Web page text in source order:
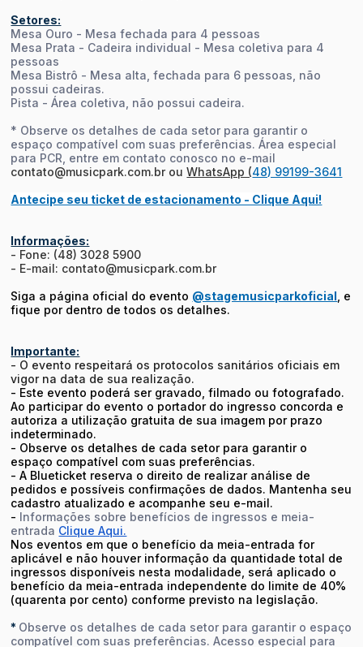
Setores:
Mesa Ouro - Mesa fechada para 4 pessoas
Mesa Prata - Cadeira individual - Mesa coletiva para 4
pessoas
Mesa Bistrô - Mesa alta, fechada para 6 pessoas, não
possui cadeiras.
Pista - Área coletiva, não possui cadeira.
* Observe os detalhes de cada setor para garantir o
espaço compatível com suas preferências. Área especial
para PCR, entre em contato conosco no e-mail
contato@musicpark.com.br ouWhatsApp (48) 99199-3641
Antecipe seu ticket de estacionamento - Clique Aqui!
Informações:
- Fone: (48) 3028 5900
- E-mail: contato@musicpark.com.br
Siga a página oficial do evento @stagemusicparkoficial , e
fique por dentro de todos os detalhes.
Importante:
- O evento respeitará os protocolos sanitários oficiais em
vigor na data de sua realização.
- Este evento poderá ser gravado, filmado ou fotografado.
Ao participar do evento o portador do ingresso concorda e
autoriza a utilização gratuita de sua imagem por prazo
indeterminado.
- Observe os detalhes de cada setor para garantir o
espaço compatível com suas preferências.
- A Blueticket reserva o direito de realizar análise de
pedidos e possíveis confirmações de dados. Mantenha seu
cadastro atualizado e acompanhe seu e-mail.
- Informações sobre benefícios de ingressos e meia-
entrada Clique Aqui.
Nos eventos em que o benefício da meia-entrada for
aplicável e não houver informação da quantidade total de
ingressos disponíveis nesta modalidade, será aplicado o
benefício da meia-entrada independente do limite de 40%
(quarenta por cento) conforme previsto na legislação.
* Observe os detalhes de cada setor para garantir o espaço
compatível com suas preferências. Acesso especial para